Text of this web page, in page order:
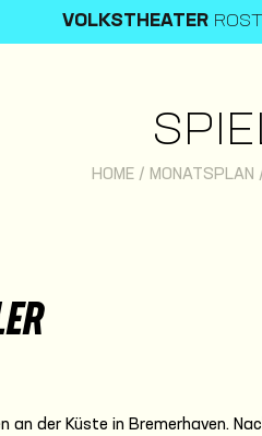
VOLKSTHEATER
HOME/ MONATSPLAN
an der Küste in Bremerhaven.